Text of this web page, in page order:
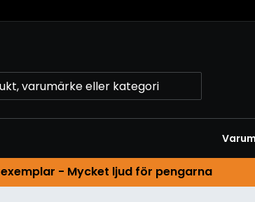
- Mycket ljud för pengarna